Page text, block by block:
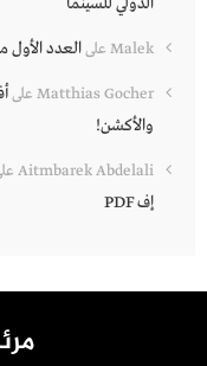
Malek علىالعدد الأول
Matthias Gocher على
والأكشن!
Aitmbarek Abdelali
إف PDF